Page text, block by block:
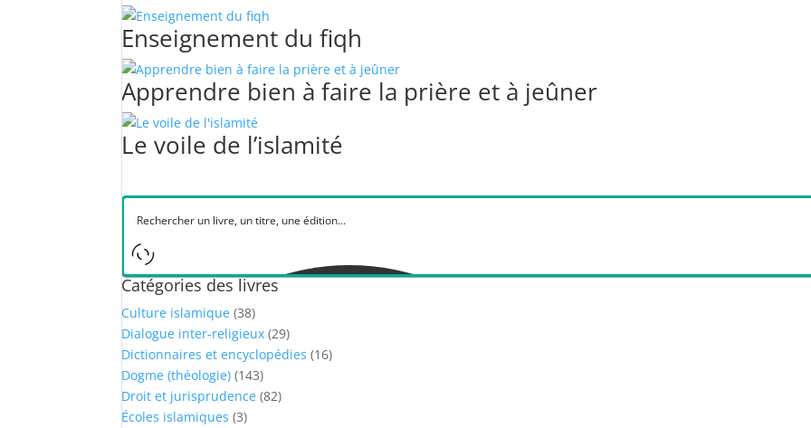
Enseignement du fiqh
Apprendre bien à faire la prière et à jeûner
Le voile de l’islamité
Catégories des livres
Culture islamique (38)
Dialogue inter-religieux (29)
Dictionnaires et encyclopédies (16)
Dogme (théologie) (143)
Droit et jurisprudence (82)
Écoles islamiques (3)